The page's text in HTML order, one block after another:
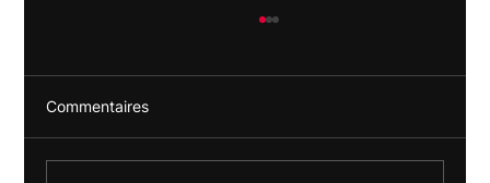
Commentaires